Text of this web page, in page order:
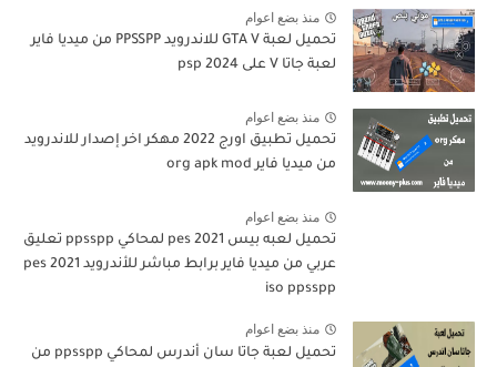
منذ بضع اعوام
تحميل لعبة GTA V للاندرويد PPSSPP من ميديا فاير
لعبة جاتا V على psp 2024
منذ بضع اعوام
تحميل تطبيق اورج 2022 مهكر اخر إصدار للاندرويد
من ميديا فاير org apk mod
منذ بضع اعوام
تحميل لعبه بيس pes 2021 لمحاكي ppsspp تعليق
عربي من ميديا فاير برابط مباشر للأندرويد pes 2021
iso ppsspp
منذ بضع اعوام
تحميل لعبة جاتا سان أندرس لمحاكي ppsspp من